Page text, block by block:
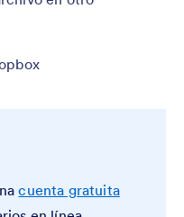
cuenta gratuita